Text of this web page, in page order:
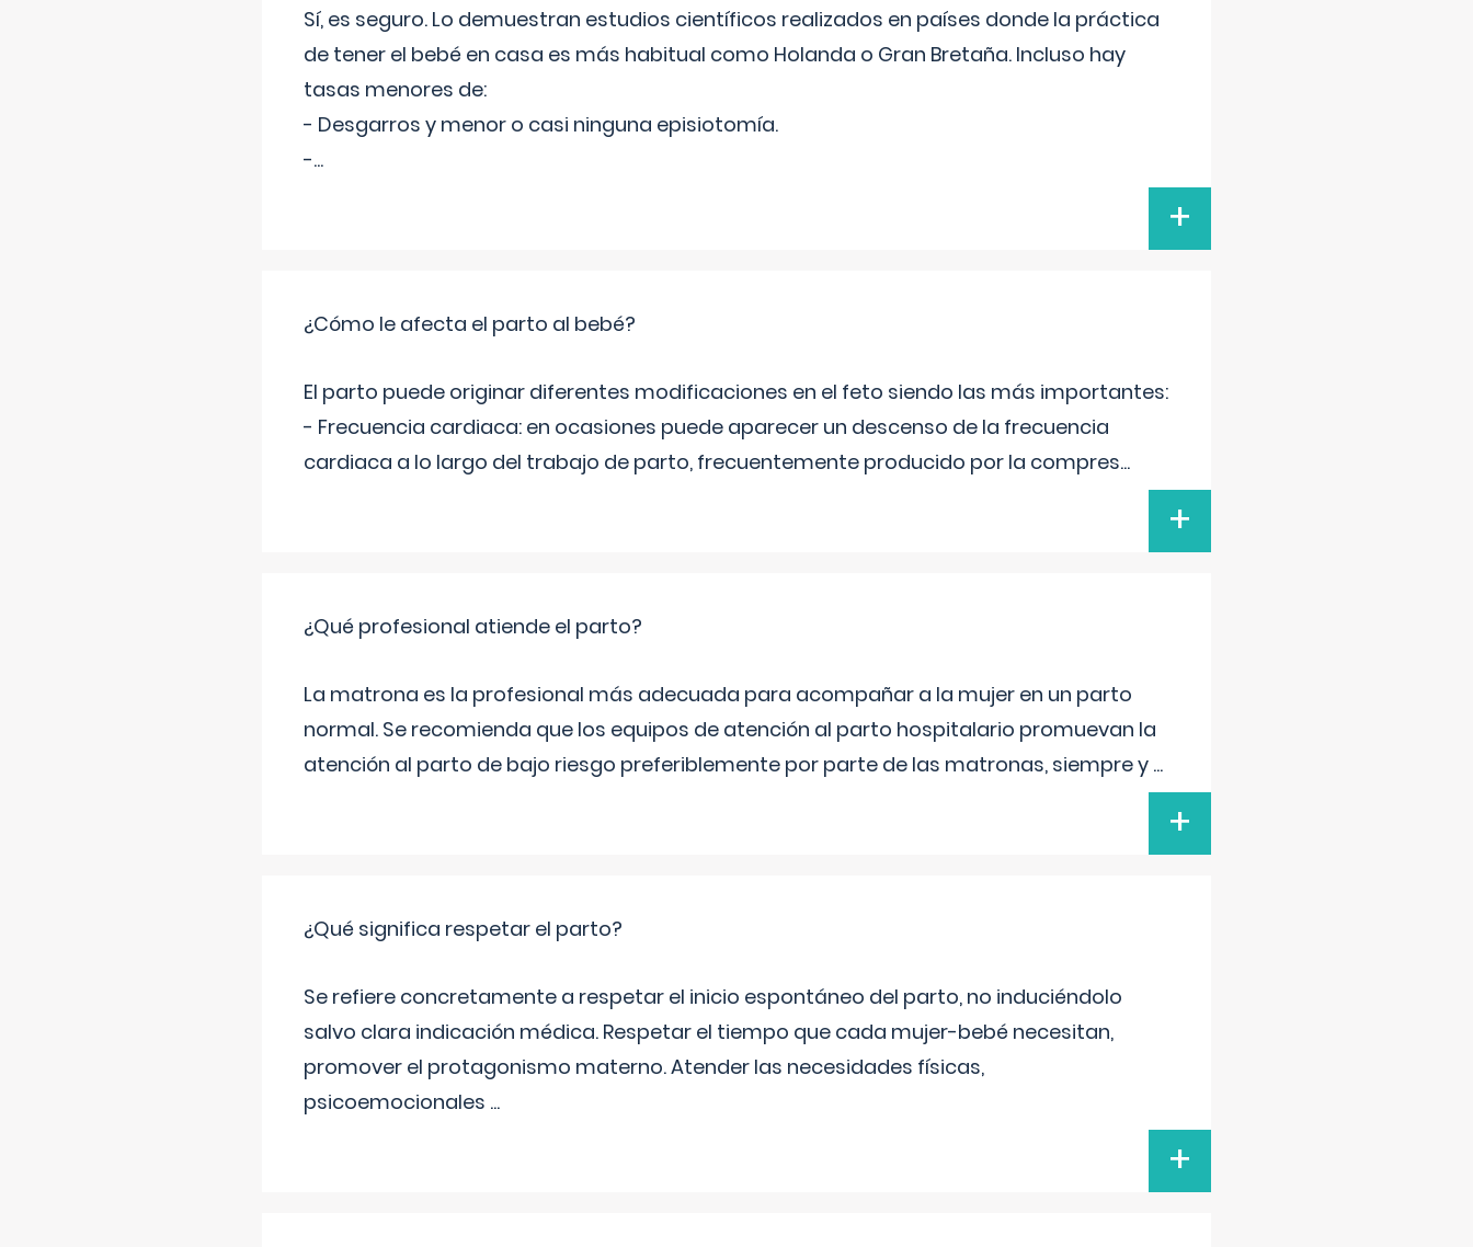
Sí, es seguro. Lo demuestran estudios científicos realizados en países donde la práctica
de tener el bebé en casa es más habitual como Holanda o Gran Bretaña. Incluso hay
tasas menores de:
- Desgarros y menor o casi ninguna episiotomía.
-...
+
¿Cómo le afecta el parto al bebé?
El parto puede originar diferentes modificaciones en el feto siendo las más importantes:
- Frecuencia cardiaca: en ocasiones puede aparecer un descenso de la frecuencia
cardiaca a lo largo del trabajo de parto, frecuentemente producido por la compres...
+
¿Qué profesional atiende el parto?
La matrona es la profesional más adecuada para acompañar a la mujer en un parto
normal. Se recomienda que los equipos de atención al parto hospitalario promuevan la
atención al parto de bajo riesgo preferiblemente por parte de las matronas, siempre y ...
+
¿Qué significa respetar el parto?
Se refiere concretamente a respetar el inicio espontáneo del parto, no induciéndolo
salvo clara indicación médica. Respetar el tiempo que cada mujer-bebé necesitan,
promover el protagonismo materno. Atender las necesidades físicas,
psicoemocionales ...
+